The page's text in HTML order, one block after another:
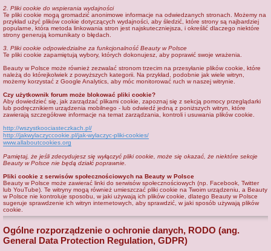
2. Pliki cookie do wspierania wydajności
Te pliki cookie mogą gromadzić anonimowe informacje na odwiedzanych stronach. Możemy na
przykład użyć plików cookie dotyczących wydajności, aby śledzić, które strony są najbardziej
popularne, która metoda linkowania stron jest najskuteczniejsza, i określić dlaczego niektóre
strony generują komunikaty o błędach.
3. Pliki cookie odpowiedzialne za funkcjonalność Beauty w Polsce
Te pliki cookie zapamiętują wybory, których dokonujesz, aby poprawić swoje wrażenia.
Beauty w Polsce może również zezwalać stronom trzecim na przesyłanie plików cookie, które
należą do którejkolwiek z powyższych kategorii. Na przykład, podobnie jak wiele witryn,
możemy korzystać z Google Analytics, aby móc monitorować ruch w naszej witrynie.
Czy użytkownik forum może blokować pliki cookie?
Aby dowiedzieć się, jak zarządzać plikami cookie, zapoznaj się z sekcją pomocy przeglądarki
lub podręcznikiem urządzenia mobilnego - lub odwiedź jedną z poniższych witryn, które
zawierają szczegółowe informacje na temat zarządzania, kontroli i usuwania plików cookie.
http://wszystkoociasteczkach.pl/
http://jakwylaczyccookie.pl/jak-wylaczyc-pliki-cookies/
www.allaboutcookies.org
Pamiętaj, że jeśli zdecydujesz się wyłączyć pliki cookie, może się okazać, że niektóre sekcje
Beauty w Polsce nie będą działć poprawnie.
Pliki cookie z serwisów społecznościowych na Beauty w Polsce
Beauty w Polsce może zawierać linki do serwisów społecznościowych (np. Facebook, Twitter
lub YouTube). Te witryny mogą również umieszczać pliki cookie na Twoim urządzeniu, a Beauty
w Polsce nie kontroluje sposobu, w jaki używają ich plików cookie, dlatego Beauty w Polsce
sugeruje sprawdzenie ich witryn internetowych, aby sprawdzić, w jaki sposób używają plików
cookie.
Ogólne rozporządzenie o ochronie danych, RODO (ang.
General Data Protection Regulation, GDPR)